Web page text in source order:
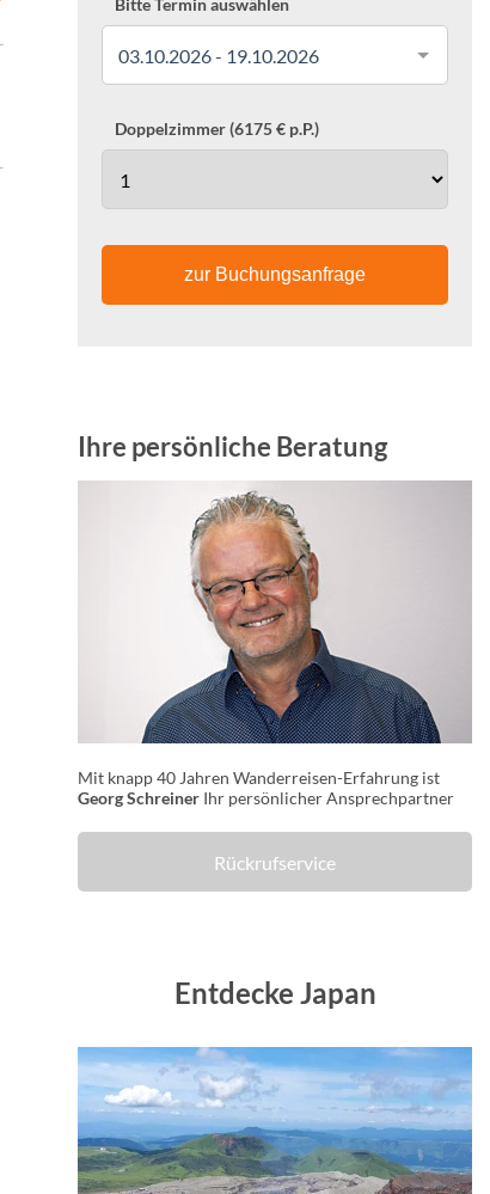
Bitte Termin auswählen
03.10.2026 - 19.10.2026
Doppelzimmer (6175 € p.P.)
zur Buchungsanfrage
Ihre persönliche Beratung
Mit knapp 40 Jahren Wanderreisen-Erfahrung ist
Georg Schreiner Ihr persönlicher Ansprechpartner
Rückrufservice
Entdecke Japan